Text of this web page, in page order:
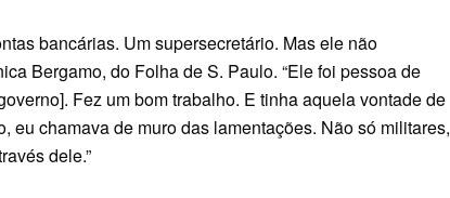
bancárias. Um supersecretário. Mas ele não
Bergamo, do Folha de S. Paulo. “Ele foi pessoa de
Fez um bom trabalho. E tinha aquela vontade de
eu chamava de muro das lamentações. Não só militares,
dele.”